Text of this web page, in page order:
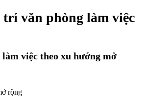
trí văn phòng làm việc
việc theo xu hướng mở
rộng